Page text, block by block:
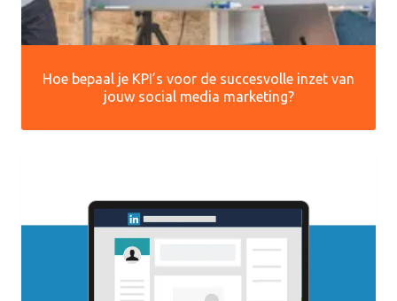
Hoe bepaal je KPI’s voor de succesvolle inzet van
jouw social media marketing?